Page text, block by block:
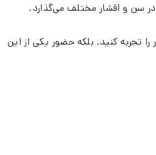
سن و اقشار مختلف می‌گذارد.
تجربه کنید. بلکه حضور یکی از این